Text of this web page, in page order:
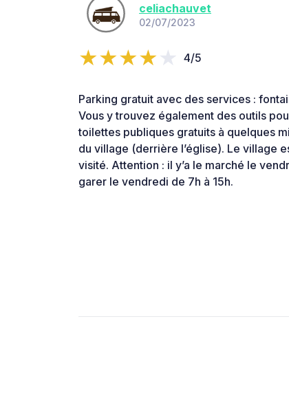
celiachauvet
02/07/2023
4/5
Parking gratuit avec des services :
Vous y trouvez également des outils
toilettes publiques gratuits à quelques
du village (derrière l’église). Le village
visité. Attention : il y’a le marché le
garer le vendredi de 7h à 15h.